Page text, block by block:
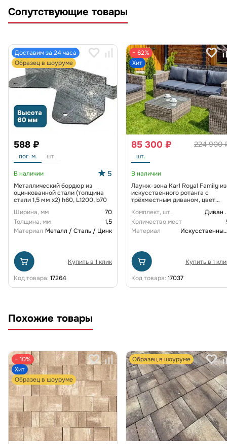
Сопутствующие товары
Доставим за 24 часа
Образец в шоуруме
588 ₽
пог. м. шт
В наличии 5
Металлический бордюр из
оцинкованной стали (толщина
стали 1,5 мм x2) h60, L1200, b70
Ширина, мм
70
Толщина, мм
1,5
Материал Металл / Сталь / Цинк
Купить в 1 клик
Код товара: 17264
− 62%
Хит
224 900
85 300 ₽
шт.
В наличии
Лаунж-зона Karl Royal Family из
искусственного ротанга с
трёхместным диваном, цвет
Комплект, шт. Диван
Количество мест
Материал
Искусственный ротанг
Купить в 1
Код товара: 17037
Похожие товары
− 10%
Хит
Образец в шоуруме
Образец в шоуруме